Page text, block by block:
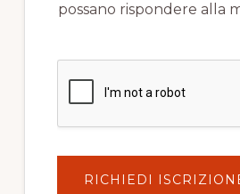
possano rispondere alla
RICHIEDI